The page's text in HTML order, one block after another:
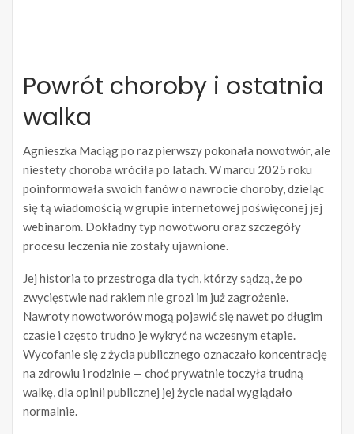
Powrót choroby i ostatnia
walka
Agnieszka Maciąg po raz pierwszy pokonała nowotwór, ale
niestety choroba wróciła po latach. W marcu 2025 roku
poinformowała swoich fanów o nawrocie choroby, dzieląc
się tą wiadomością w grupie internetowej poświęconej jej
webinarom. Dokładny typ nowotworu oraz szczegóły
procesu leczenia nie zostały ujawnione.
Jej historia to przestroga dla tych, którzy sądzą, że po
zwycięstwie nad rakiem nie grozi im już zagrożenie.
Nawroty nowotworów mogą pojawić się nawet po długim
czasie i często trudno je wykryć na wczesnym etapie.
Wycofanie się z życia publicznego oznaczało koncentrację
na zdrowiu i rodzinie — choć prywatnie toczyła trudną
walkę, dla opinii publicznej jej życie nadal wyglądało
normalnie.